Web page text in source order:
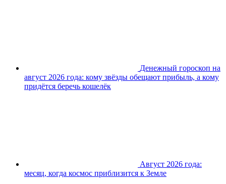
Денежный гороскоп на
август 2026 года: кому звёзды обещают прибыль, а кому
придётся беречь кошелёк
Август 2026 года:
месяц, когда космос приблизится к Земле